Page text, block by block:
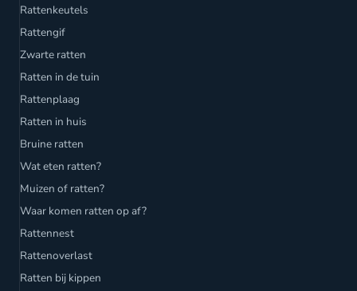
Rattenkeutels
Rattengif
Zwarte ratten
Ratten in de tuin
Rattenplaag
Ratten in huis
Bruine ratten
Wat eten ratten?
Muizen of ratten?
Waar komen ratten op af?
Rattennest
Rattenoverlast
Ratten bij kippen